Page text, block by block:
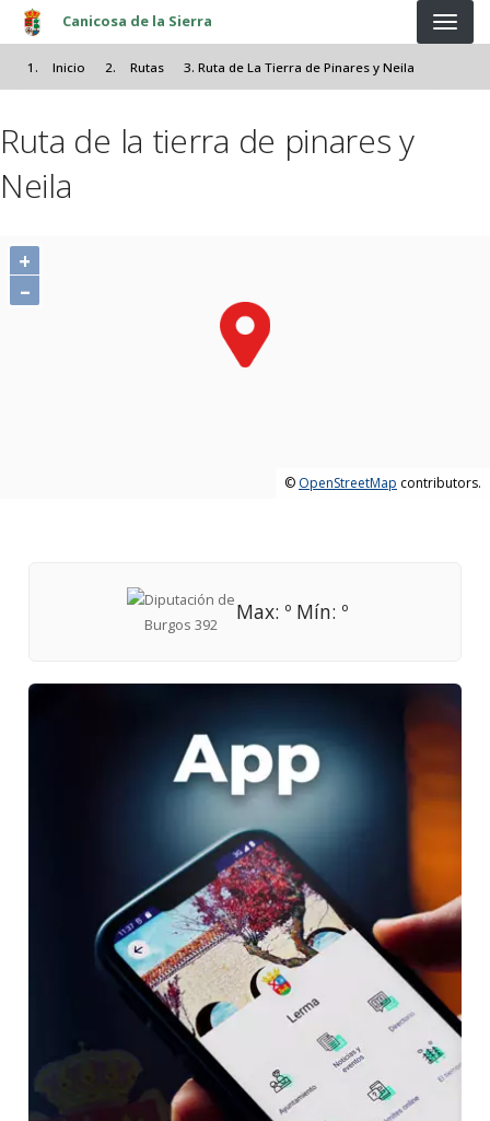
Pasar al contenido principal
Canicosa de la Sierra
Inicio Rutas Ruta de La Tierra de Pinares y Neila
Ruta de la tierra de pinares y
Neila
+
–
© OpenStreetMap contributors.
Max: º Mín: º